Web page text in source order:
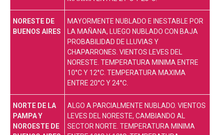
NORESTE DE
BUENOS AIRES
MAYORMENTE NUBLADO E INESTABLE POR
LA MAÑANA, LUEGO NUBLADO CON BAJA
PROBABILIDAD DE LLUVIAS Y
CHAPARRONES. VIENTOS LEVES DEL
NORESTE. TEMPERATURA MINIMA ENTRE
10°C Y 12°C. TEMPERATURA MAXIMA
ENTRE 20°C Y 24°C.
NORTE DE LA
PAMPA Y
NOROESTE DE
ALGO A PARCIALMENTE NUBLADO. VIENTOS
LEVES DEL NORESTE, CAMBIANDO AL
SECTOR NORTE. TEMPERATURA MINIMA